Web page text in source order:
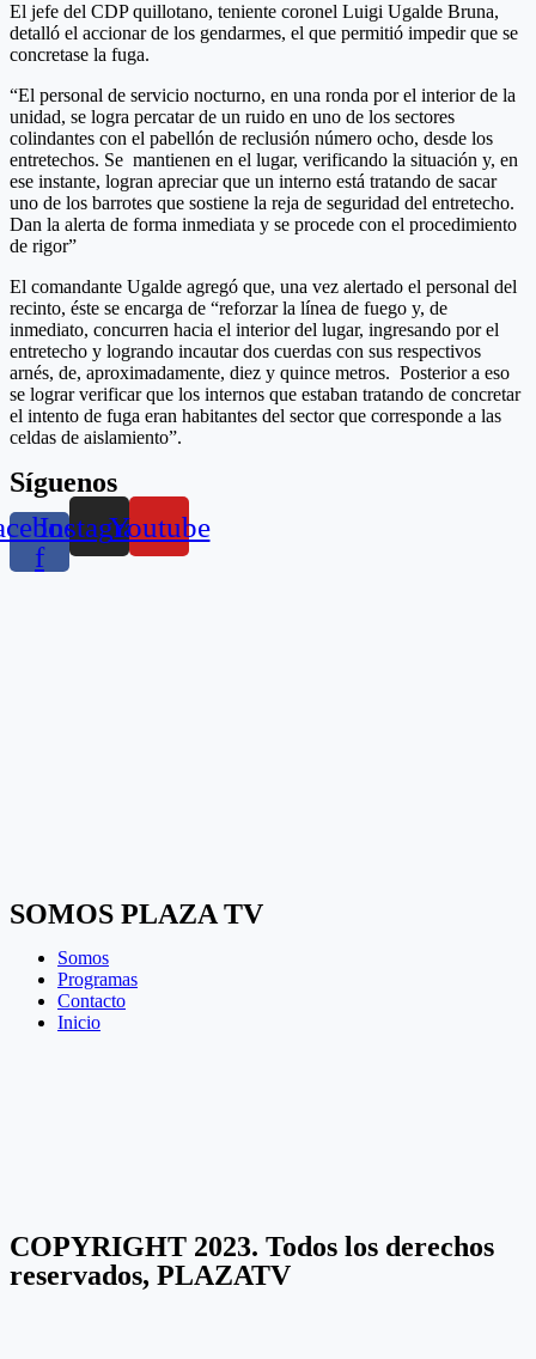
El jefe del CDP quillotano, teniente coronel Luigi Ugalde Bruna,
detalló el accionar de los gendarmes, el que permitió impedir que se
concretase la fuga.
“El personal de servicio nocturno, en una ronda por el interior de la
unidad, se logra percatar de un ruido en uno de los sectores
colindantes con el pabellón de reclusión número ocho, desde los
entretechos. Se mantienen en el lugar, verificando la situación y, en
ese instante, logran apreciar que un interno está tratando de sacar
uno de los barrotes que sostiene la reja de seguridad del entretecho.
Dan la alerta de forma inmediata y se procede con el procedimiento
de rigor”
El comandante Ugalde agregó que, una vez alertado el personal del
recinto, éste se encarga de “reforzar la línea de fuego y, de
inmediato, concurren hacia el interior del lugar, ingresando por el
entretecho y logrando incautar dos cuerdas con sus respectivos
arnés, de, aproximadamente, diez y quince metros. Posterior a eso
se lograr verificar que los internos que estaban tratando de concretar
el intento de fuga eran habitantes del sector que corresponde a las
celdas de aislamiento”.
Síguenos
f
InstagramYoutube
SOMOS PLAZA TV
Somos
Programas
Contacto
Inicio
COPYRIGHT 2023. Todos los derechos
reservados, PLAZATV